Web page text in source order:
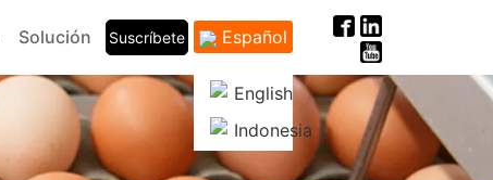
Solución Suscríbete Español
English
Indonesia